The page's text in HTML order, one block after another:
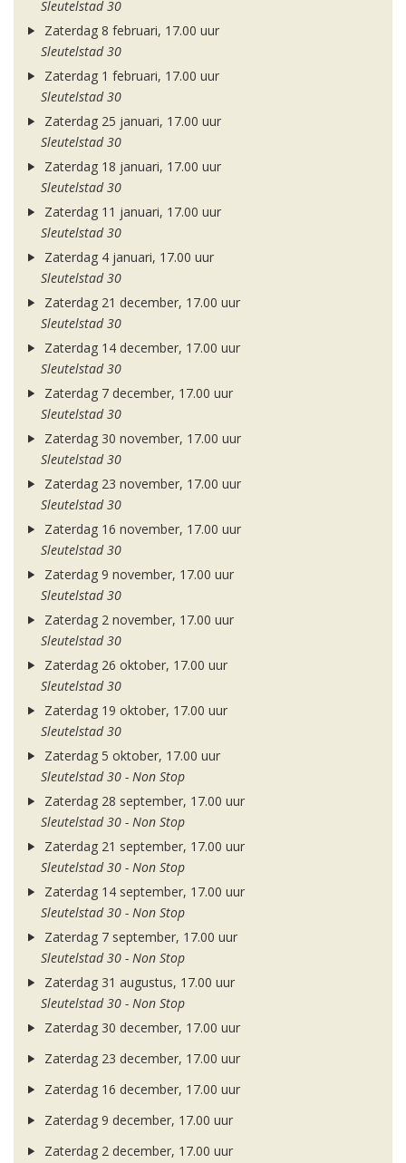
Sleutelstad 30
Zaterdag 8 februari, 17.00 uur
Sleutelstad 30
Zaterdag 1 februari, 17.00 uur
Sleutelstad 30
Zaterdag 25 januari, 17.00 uur
Sleutelstad 30
Zaterdag 18 januari, 17.00 uur
Sleutelstad 30
Zaterdag 11 januari, 17.00 uur
Sleutelstad 30
Zaterdag 4 januari, 17.00 uur
Sleutelstad 30
Zaterdag 21 december, 17.00 uur
Sleutelstad 30
Zaterdag 14 december, 17.00 uur
Sleutelstad 30
Zaterdag 7 december, 17.00 uur
Sleutelstad 30
Zaterdag 30 november, 17.00 uur
Sleutelstad 30
Zaterdag 23 november, 17.00 uur
Sleutelstad 30
Zaterdag 16 november, 17.00 uur
Sleutelstad 30
Zaterdag 9 november, 17.00 uur
Sleutelstad 30
Zaterdag 2 november, 17.00 uur
Sleutelstad 30
Zaterdag 26 oktober, 17.00 uur
Sleutelstad 30
Zaterdag 19 oktober, 17.00 uur
Sleutelstad 30
Zaterdag 5 oktober, 17.00 uur
Sleutelstad 30 - Non Stop
Zaterdag 28 september, 17.00 uur
Sleutelstad 30 - Non Stop
Zaterdag 21 september, 17.00 uur
Sleutelstad 30 - Non Stop
Zaterdag 14 september, 17.00 uur
Sleutelstad 30 - Non Stop
Zaterdag 7 september, 17.00 uur
Sleutelstad 30 - Non Stop
Zaterdag 31 augustus, 17.00 uur
Sleutelstad 30 - Non Stop
Zaterdag 30 december, 17.00 uur
Zaterdag 23 december, 17.00 uur
Zaterdag 16 december, 17.00 uur
Zaterdag 9 december, 17.00 uur
Zaterdag 2 december, 17.00 uur